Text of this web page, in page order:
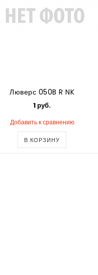
Люверс 050B R NK
1 руб.
Добавить к сравнению
В КОРЗИНУ